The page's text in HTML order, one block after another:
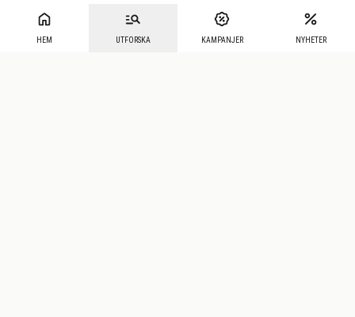
HEM UTFORSKA KAMPANJER NYHETER